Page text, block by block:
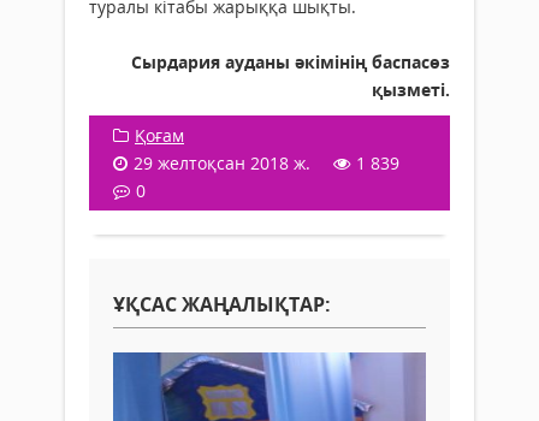
туралы кітабы жарыққа шықты.
Сырдария ауданы әкімінің баспасөз
қызметі.
Қоғам
29 желтоқсан 2018 ж.
1 839
0
ҰҚСАС ЖАҢАЛЫҚТАР: